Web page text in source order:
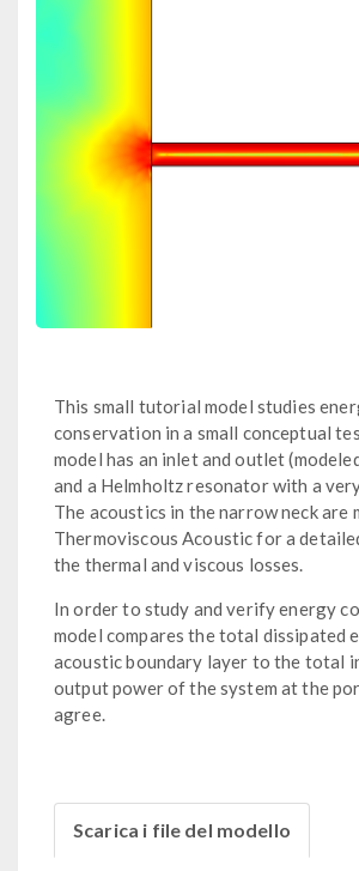
This small tutorial model studies
conservation in a small conceptual
model has an inlet and outlet
and a Helmholtz resonator with a
The acoustics in the narrow neck are
Thermoviscous Acoustic for a
the thermal and viscous losses.
In order to study and verify energy
model compares the total dissipated
acoustic boundary layer to the total
output power of the system at the
agree.
Scarica i file del modello